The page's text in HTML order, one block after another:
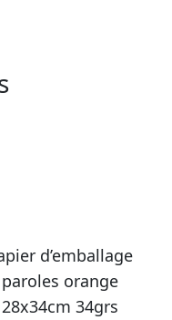
d’emballage
paroles orange
28x34cm 34grs